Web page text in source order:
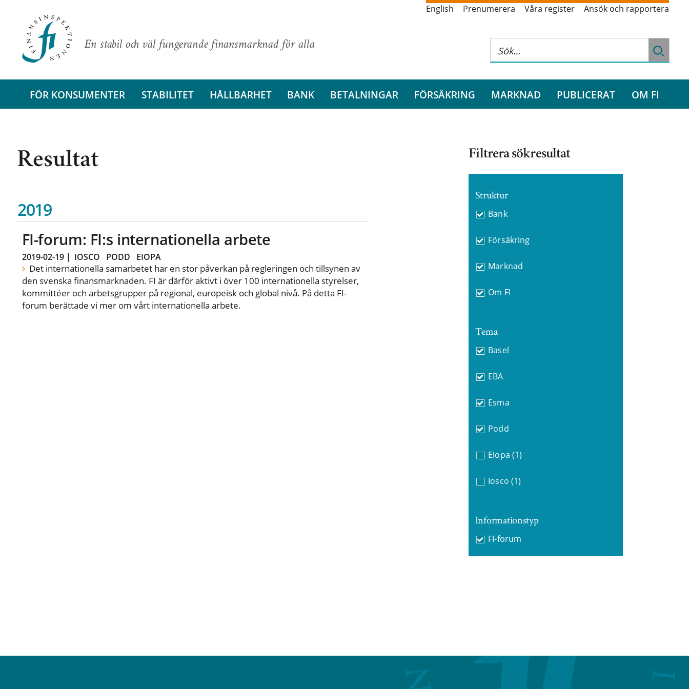
En stabil och väl fungerande finansmarknad för alla
English Prenumerera Våra register Ansök och rapportera
FÖR KONSUMENTER STABILITET HÅLLBARHET BANK BETALNINGAR FÖRSÄKRING MARKNAD PUBLICERAT OM FI
Resultat
2019
FI-forum: FI:s internationella arbete
2019-02-19| IOSCO PODD EIOPA
Det internationella samarbetet har en stor påverkan på regleringen och tillsynen av
den svenska finansmarknaden. FI är därför aktivt i över 100 internationella styrelser,
kommittéer och arbetsgrupper på regional, europeisk och global nivå. På detta FI-
forum berättade vi mer om vårt internationella arbete.
Filtrera sökresultat
Struktur
Bank
Försäkring
Marknad
Om FI
Tema
Basel
EBA
Esma
Podd
Eiopa (1)
Iosco (1)
Informationstyp
FI-forum